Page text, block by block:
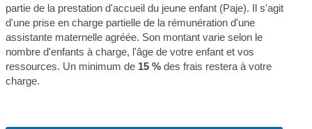
partie de la prestation d'accueil du jeune enfant (Paje). Il s'agit
d'une prise en charge partielle de la rémunération d'une
assistante maternelle agréée. Son montant varie selon le
nombre d'enfants à charge, l'âge de votre enfant et vos
ressources. Un minimum de 15 % des frais restera à votre
charge.